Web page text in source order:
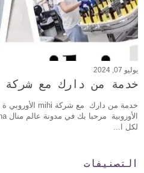
يوليو 07, 2024
خدمة من دارك مع شركة mihi الأوروبية
لكل ا...
التصنيفات